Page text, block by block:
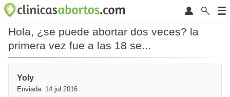
Hola, ¿se puede abortar dos veces? la
primera vez fue a las 18 se...
Yoly
Enviada: 14 jul 2016